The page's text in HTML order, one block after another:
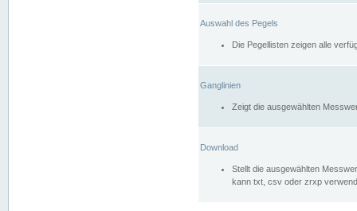
Auswahl des Pegels
Die Pegellisten zeigen alle
Ganglinien
Zeigt die ausgewählten
Download
Stellt die ausgewählten
kann txt, csv oder zrxp